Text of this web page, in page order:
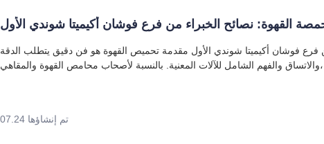
القهوة: نصائح الخبراء من فرع فوشان أكيميتا شوندي الأول
صيانة محمصة القهوة: نصائح الخبراء من فرع فوشان أكيميتا شوندي الأول مقدمة تحميص القهوة هو فن دقيق يتطلب الدقة
والاتساق والفهم الشامل للآلات المعنية. بالنسبة لأصحاب محامص القهوة والمقاهي،
تم إنشاؤها 07.24